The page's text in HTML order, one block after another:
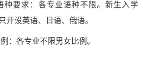
种要求：各专业语种不限。新生入学
开设英语、日语、俄语。
：各专业不限男女比例。